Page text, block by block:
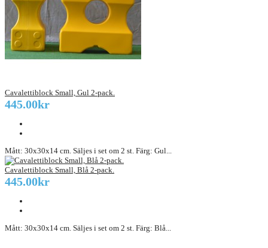
Cavalettiblock Small, Gul 2-pack.
445.00kr
Mått: 30x30x14 cm. Säljes i set om 2 st. Färg: Gul...
Cavalettiblock Small, Blå 2-pack.
445.00kr
Mått: 30x30x14 cm. Säljes i set om 2 st. Färg: Blå...